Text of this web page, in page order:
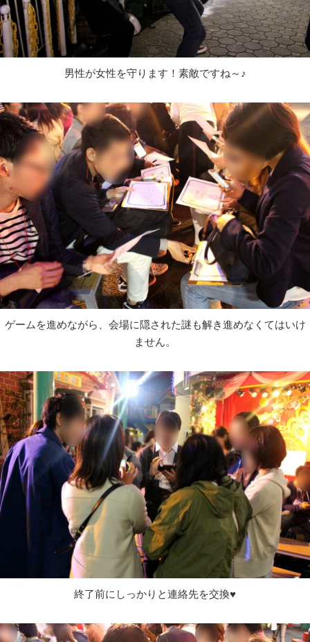
男性が女性を守ります！素敵ですね～♪
ゲームを進めながら、会場に隠された謎も解き進めなくてはいけ
ません。
終了前にしっかりと連絡先を交換♥